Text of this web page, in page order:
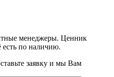
менеджеры. Ценник
есть по наличию.
заявку и мы Вам